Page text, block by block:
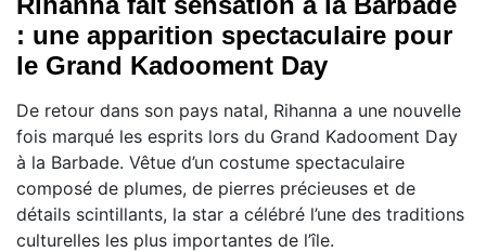
: une apparition spectaculaire pour
le Grand Kadooment Day
De retour dans son pays natal, Rihanna a une nouvelle
fois marqué les esprits lors du Grand Kadooment Day
à la Barbade. Vêtue d’un costume spectaculaire
composé de plumes, de pierres précieuses et de
détails scintillants, la star a célébré l’une des traditions
culturelles les plus importantes de l’île.